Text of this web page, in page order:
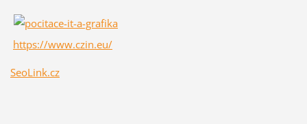
https://www.czin.eu/
SeoLink.cz